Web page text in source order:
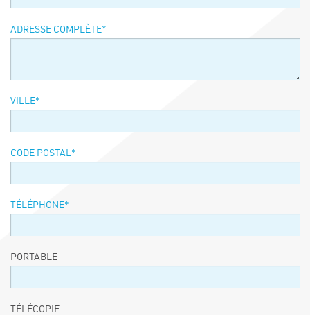
ADRESSE COMPLÈTE*
VILLE*
CODE POSTAL*
TÉLÉPHONE*
PORTABLE
TÉLÉCOPIE